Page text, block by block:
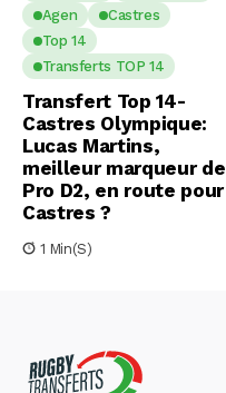
Agen
Castres
Top 14
Transferts TOP 14
Transfert Top 14-
Castres Olympique:
Lucas Martins,
meilleur marqueur de
Pro D2, en route pour
Castres ?
1 Min(s)